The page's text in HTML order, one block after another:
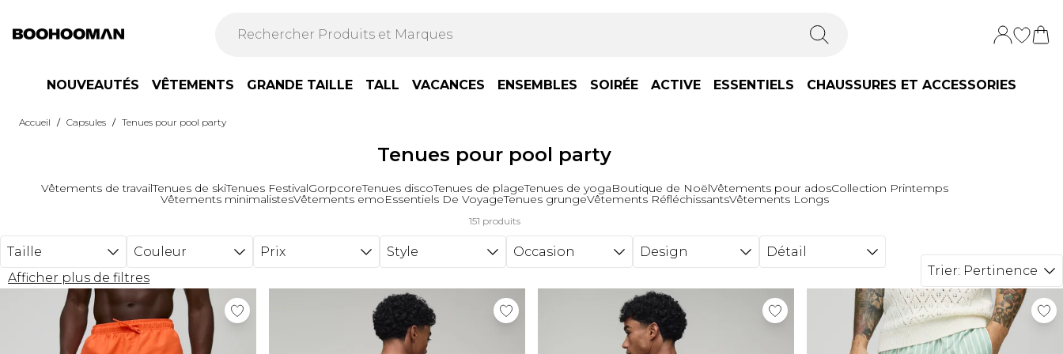
NOUVEAUTÉS VÊTEMENTS GRANDE TAILLE TALL VACANCES ENSEMBLES SOIRÉE ACTIVE ESSENTIELS CHAUSSURES ET ACCESSORIES
Accueil / Capsules / Tenues pour pool party
Tenues pour pool party
Vêtements de travailTenues de skiTenues FestivalGorpcoreTenues discoTenues de plageTenues de yogaBoutique de NoëlVêtements pour adosCollection Printemps
Vêtements minimalistesVêtements emoEssentiels De VoyageTenues grungeVêtements RéfléchissantsVêtements Longs
151 produits
Taille Couleur Prix Style Occasion Design
Détail
Afficher plus de filtres
Trier: Pertinence